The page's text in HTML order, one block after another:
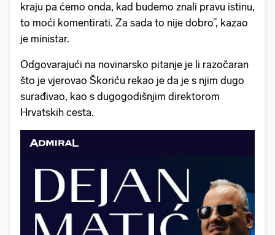
kraju pa ćemo onda, kad budemo znali pravu istinu,
to moći komentirati. Za sada to nije dobro”, kazao
je ministar.
Odgovarajući na novinarsko pitanje je li razočaran
što je vjerovao Škoriću rekao je da je s njim dugo
surađivao, kao s dugogodišnjim direktorom
Hrvatskih cesta.